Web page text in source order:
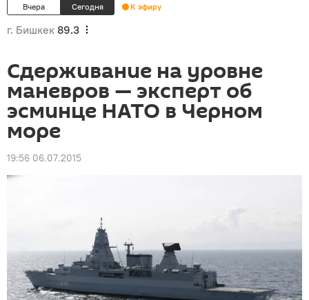
Вчера Сегодня К эфиру
г. Бишкек 89.3
Сдерживание на уровне
маневров — эксперт об
эсминце НАТО в Черном
море
19:56 06.07.2015